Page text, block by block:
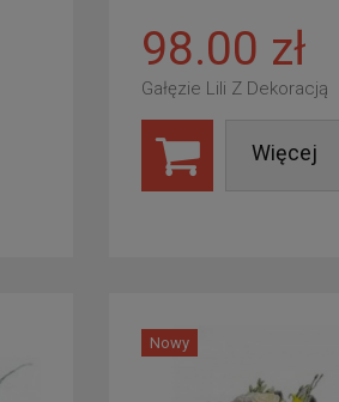
98.00 zł
Gałęzie Lili Z Dekoracją
Więcej
Nowy